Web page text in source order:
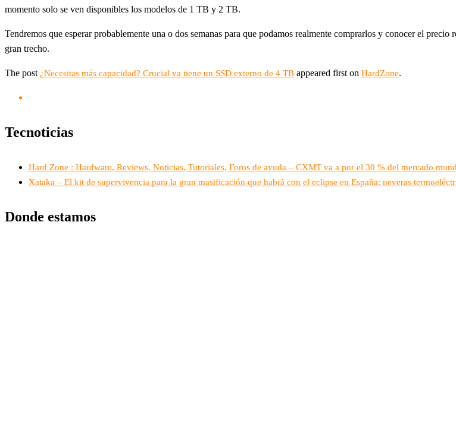
momento solo se ven disponibles los modelos de 1 TB y 2 TB.
Tendremos que esperar probablemente una o dos semanas para que podamos realmente comprarlos y conocer el
gran trecho.
The post ¿Necesitas más capacidad? Crucial ya tiene un SSD externo de 4 TB appeared first on HardZone.
Tecnoticias
Hard Zone : Hardware, Reviews, Noticias, Tutoriales, Foros de ayuda – CXMT va a por el 30 % del mercado
Xataka – El kit de supervivencia para la gran masificación que habrá con el eclipse en España: neveras
Donde estamos